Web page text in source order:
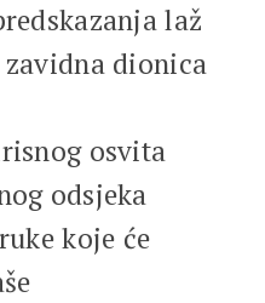
laž
dionica
osvita
odsjeka
koje će